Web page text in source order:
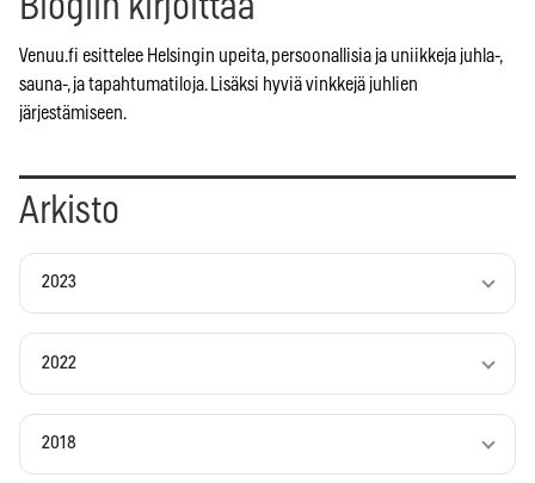
Venuu.fi esittelee Helsingin upeita, persoonallisia ja uniikkeja juhla-,
sauna-, ja tapahtumatiloja. Lisäksi hyviä vinkkejä juhlien
järjestämiseen.
Arkisto
2023
2022
2018